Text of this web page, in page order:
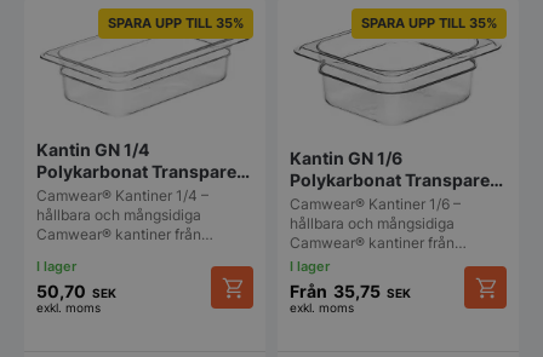
varianter.
De
olika
alternativen
produktsidan
De
olika
kan
SPARA UPP TILL 35%
Kantin GN 1/4
Polykarbonat Transparent
Cambro Camwear
Camwear® Kantiner 1/4 –
hållbara och mångsidiga
Camwear® kantiner från…
50,70 SEK
exkl. moms
SPARA UPP TILL 35%
Kantin GN 1/6
Polykarbonat Transparent
Cambro Camwear
Camwear® Kantiner 1/6 –
hållbara och mångsidiga
Camwear® kantiner från…
Från 35,75 SEK
exkl. moms